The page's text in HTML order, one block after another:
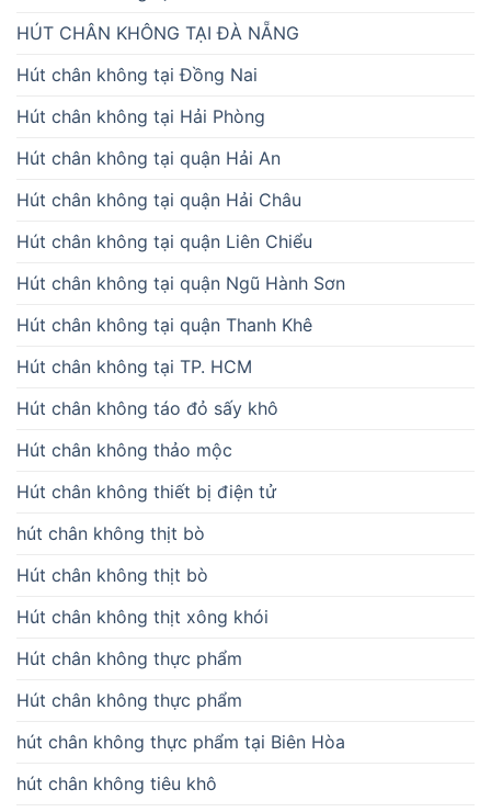
HÚT CHÂN KHÔNG TẠI ĐÀ NẴNG
Hút chân không tại Đồng Nai
Hút chân không tại Hải Phòng
Hút chân không tại quận Hải An
Hút chân không tại quận Hải Châu
Hút chân không tại quận Liên Chiểu
Hút chân không tại quận Ngũ Hành Sơn
Hút chân không tại quận Thanh Khê
Hút chân không tại TP. HCM
Hút chân không táo đỏ sấy khô
Hút chân không thảo mộc
Hút chân không thiết bị điện tử
hút chân không thịt bò
Hút chân không thịt bò
Hút chân không thịt xông khói
Hút chân không thực phẩm
Hút chân không thực phẩm
hút chân không thực phẩm tại Biên Hòa
hút chân không tiêu khô